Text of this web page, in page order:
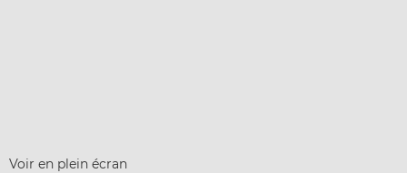
Voir en plein écran